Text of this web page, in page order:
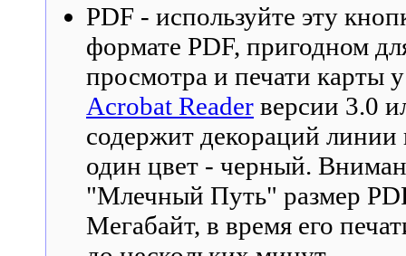
PDF - используйте эту
формате PDF, пригодном
просмотра и печати карты
Acrobat Reader версии 3.0
содержит декораций линии
один цвет - черный.
"Млечный Путь" размер
Мегабайт, в время его